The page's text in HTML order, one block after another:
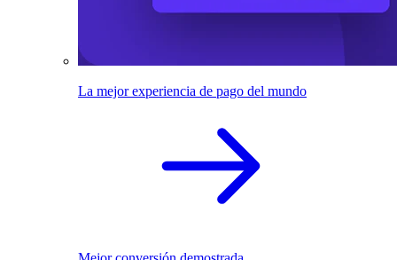
La mejor experiencia de pago del mundo